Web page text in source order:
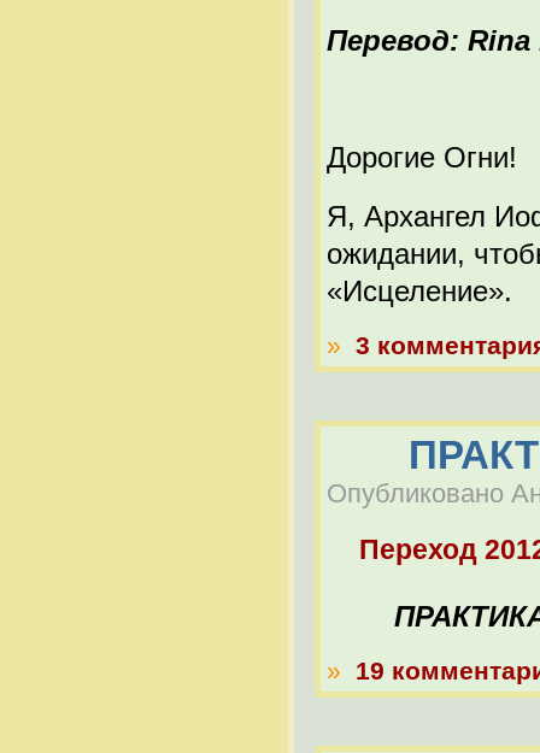
Перевод:
Дорогие Огни!
Я, Архангел
ожидании,
«Исцеление».
» 3
Опубликовано
Переход
ПРАКТИКА
» 19